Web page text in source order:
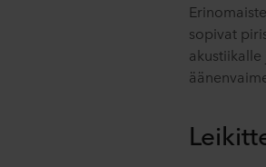
sopivat